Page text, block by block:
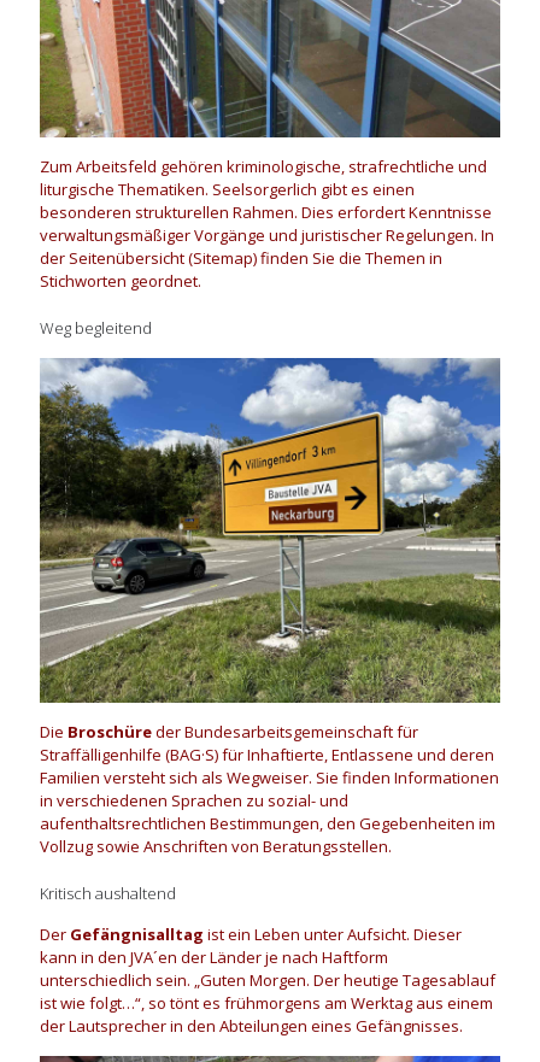
Zum Arbeitsfeld gehören kriminologische, strafrechtliche und
liturgische Thematiken. Seelsorgerlich gibt es einen
besonderen strukturellen Rahmen. Dies erfordert Kenntnisse
verwaltungsmäßiger Vorgänge und juristischer Regelungen. In
der Seitenübersicht (Sitemap) finden Sie die Themen in
Stichworten geordnet.
Weg begleitend
Die Broschüreder Bundesarbeitsgemeinschaft für
Straffälligenhilfe (BAG·S) für Inhaftierte, Entlassene und deren
Familien versteht sich als Wegweiser. Sie finden Informationen
in verschiedenen Sprachen zu sozial- und
aufenthaltsrechtlichen Bestimmungen, den Gegebenheiten im
Vollzug sowie Anschriften von Beratungsstellen.
Kritisch aushaltend
Der Gefängnisalltag ist ein Leben unter Aufsicht. Dieser
kann in den JVA´en der Länder je nach Haftform
unterschiedlich sein. „Guten Morgen. Der heutige Tagesablauf
ist wie folgt…“, so tönt es frühmorgens am Werktag aus einem
der Lautsprecher in den Abteilungen eines Gefängnisses.